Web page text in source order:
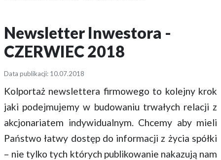
Newsletter Inwestora -
CZERWIEC 2018
Data publikacji: 10.07.2018
Kolportaż newslettera firmowego to kolejny krok
jaki podejmujemy w budowaniu trwałych relacji z
akcjonariatem indywidualnym. Chcemy aby mieli
Państwo łatwy dostęp do informacji z życia spółki
– nie tylko tych których publikowanie nakazują nam